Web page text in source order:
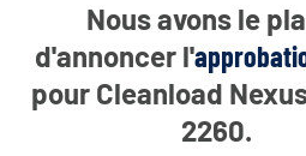
Nous avons le
d'annoncer l'
pour Cleanload
2260.